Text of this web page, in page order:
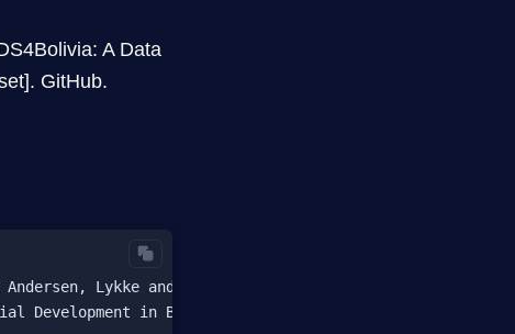
A Data
GitHub.
Lykke and Hendrix, Peralta},
Development in Bolivia},